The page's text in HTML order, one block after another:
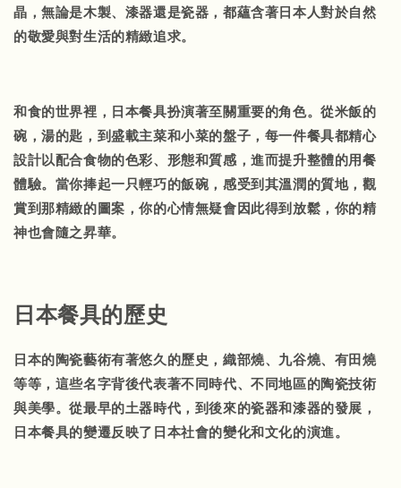
晶，無論是木製、漆器還是瓷器，都蘊含著日本人對於自然
的敬愛與對生活的精緻追求。
和食的世界裡，日本餐具扮演著至關重要的角色。從米飯的
碗，湯的匙，到盛載主菜和小菜的盤子，每一件餐具都精心
設計以配合食物的色彩、形態和質感，進而提升整體的用餐
體驗。當你捧起一只輕巧的飯碗，感受到其溫潤的質地，觀
賞到那精緻的圖案，你的心情無疑會因此得到放鬆，你的精
神也會隨之昇華。
日本餐具的歷史
日本的陶瓷藝術有著悠久的歷史，織部燒、九谷燒、有田燒
等等，這些名字背後代表著不同時代、不同地區的陶瓷技術
與美學。從最早的土器時代，到後來的瓷器和漆器的發展，
日本餐具的變遷反映了日本社會的變化和文化的演進。